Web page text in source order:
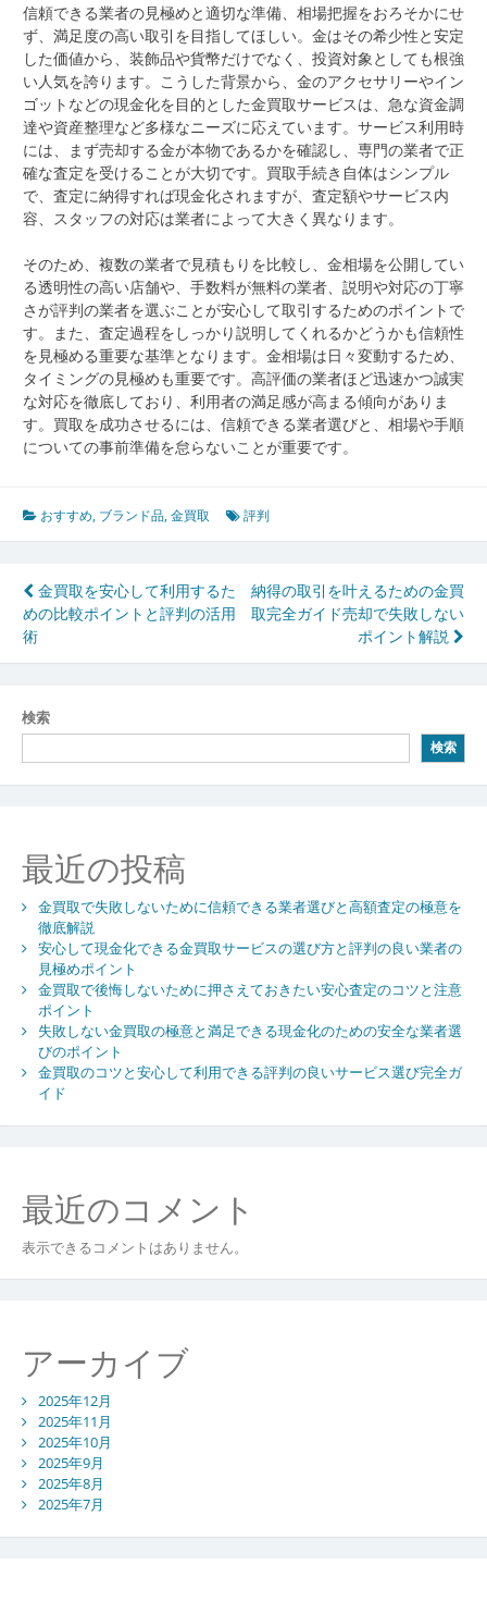
信頼できる業者の見極めと適切な準備、相場把握をおろそかにせ
ず、満足度の高い取引を目指してほしい。金はその希少性と安定
した価値から、装飾品や貨幣だけでなく、投資対象としても根強
い人気を誇ります。こうした背景から、金のアクセサリーやイン
ゴットなどの現金化を目的とした金買取サービスは、急な資金調
達や資産整理など多様なニーズに応えています。サービス利用時
には、まず売却する金が本物であるかを確認し、専門の業者で正
確な査定を受けることが大切です。買取手続き自体はシンプル
で、査定に納得すれば現金化されますが、査定額やサービス内
容、スタッフの対応は業者によって大きく異なります。
そのため、複数の業者で見積もりを比較し、金相場を公開してい
る透明性の高い店舗や、手数料が無料の業者、説明や対応の丁寧
さが評判の業者を選ぶことが安心して取引するためのポイントで
す。また、査定過程をしっかり説明してくれるかどうかも信頼性
を見極める重要な基準となります。金相場は日々変動するため、
タイミングの見極めも重要です。高評価の業者ほど迅速かつ誠実
な対応を徹底しており、利用者の満足感が高まる傾向がありま
す。買取を成功させるには、信頼できる業者選びと、相場や手順
についての事前準備を怠らないことが重要です。
おすすめ, ブランド品,金買取 評判
投
稿
ナ
ビ
ゲ
ー
ョ
ン
金買取を安心して利用するた
めの比較ポイントと評判の活用
術
納得の取引を叶えるための金買
取完全ガイド売却で失敗しない
ポイント解説
検索
検索
最近の投稿
金買取で失敗しないために信頼できる業者選びと高額査定の極意を
徹底解説
安心して現金化できる金買取サービスの選び方と評判の良い業者の
見極めポイント
金買取で後悔しないために押さえておきたい安心査定のコツと注意
ポイント
失敗しない金買取の極意と満足できる現金化のための安全な業者選
びのポイント
金買取のコツと安心して利用できる評判の良いサービス選び完全ガ
イド
最近のコメント
表示できるコメントはありません。
アーカイブ
2025年12月
2025年11月
2025年10月
2025年9月
2025年8月
2025年7月